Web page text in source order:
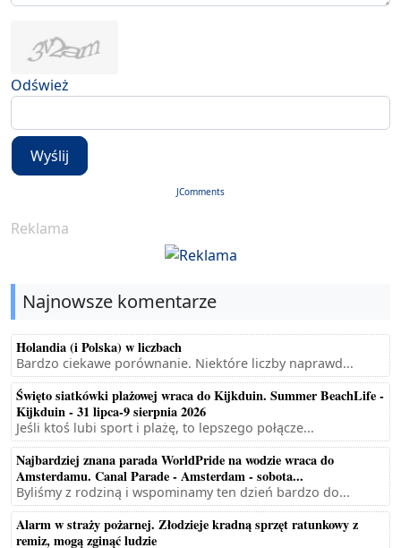
Odśwież
Wyślij
JComments
Reklama
Najnowsze komentarze
Holandia (i Polska) w liczbach
Bardzo ciekawe porównanie. Niektóre liczby naprawd...
Święto siatkówki plażowej wraca do Kijkduin. Summer BeachLife -
Kijkduin - 31 lipca-9 sierpnia 2026
Jeśli ktoś lubi sport i plażę, to lepszego połącze...
Najbardziej znana parada WorldPride na wodzie wraca do
Amsterdamu. Canal Parade - Amsterdam - sobota...
Byliśmy z rodziną i wspominamy ten dzień bardzo do...
Alarm w straży pożarnej. Złodzieje kradną sprzęt ratunkowy z
remiz, mogą zginąć ludzie